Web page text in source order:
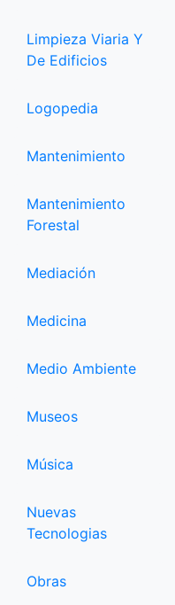
Limpieza Viaria Y
De Edificios
Logopedia
Mantenimiento
Mantenimiento
Forestal
Mediación
Medicina
Medio Ambiente
Museos
Música
Nuevas
Tecnologias
Obras